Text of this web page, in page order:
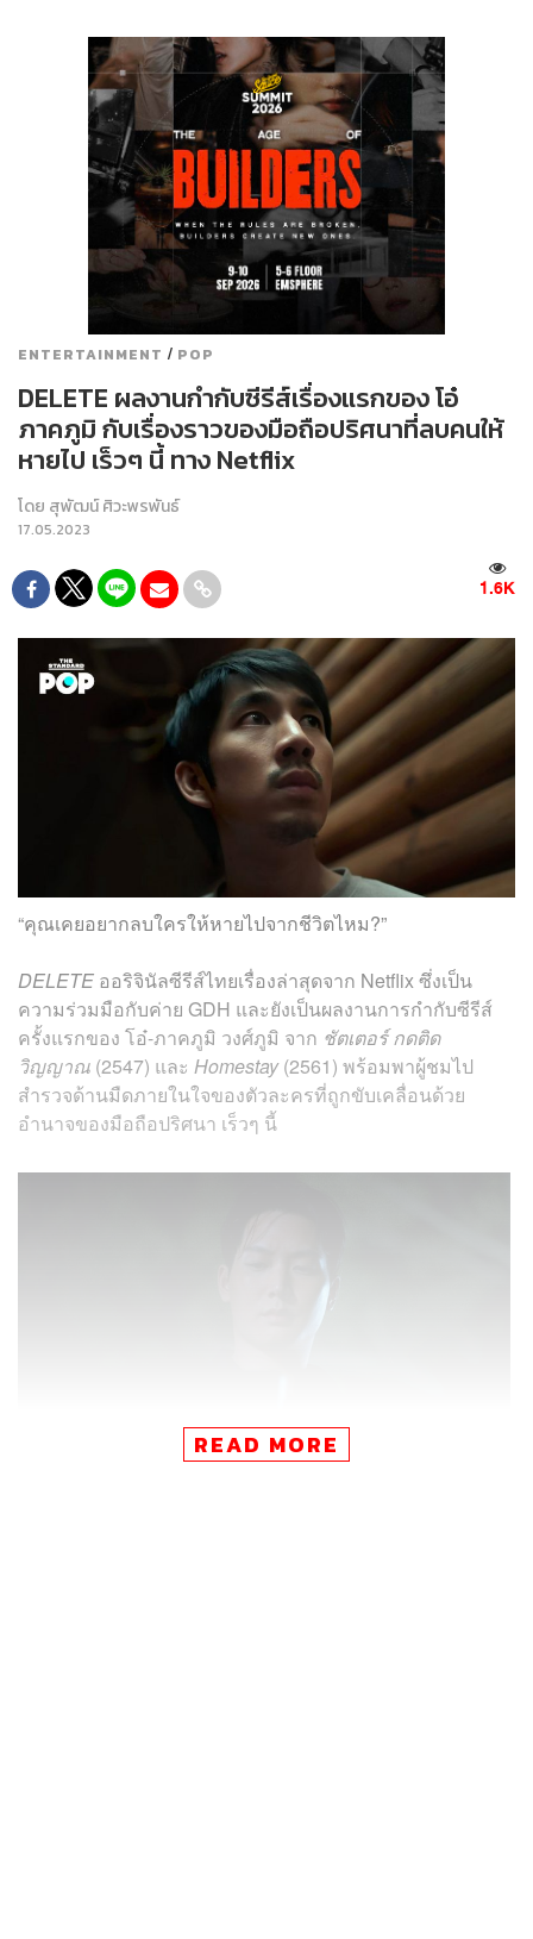
ENTERTAINMENT / POP
DELETE ผลงานกำกับซีรีส์เรื่องแรกของ โอ๋
ภาคภูมิ กับเรื่องราวของมือถือปริศนาที่ลบคนให้
หายไป เร็วๆ นี้ ทาง Netflix
โดย สุพัฒน์ ศิวะพรพันธ์
17.05.2023
1.6K
“คุณเคยอยากลบใครให้หายไปจากชีวิตไหม?”
DELETE ออริจินัลซีรีส์ไทยเรื่องล่าสุดจาก Netflix ซึ่งเป็น
ความร่วมมือกับค่าย GDH และยังเป็นผลงานการกำกับซีรีส์
ครั้งแรกของ โอ๋-ภาคภูมิ วงศ์ภูมิ จาก ชัตเตอร์ กดติด
วิญญาณ (2547) และ Homestay(2561) พร้อมพาผู้ชมไป
สำรวจด้านมืดภายในใจของตัวละครที่ถูกขับเคลื่อนด้วย
อำนาจของมือถือปริศนา เร็วๆ นี้
READ MORE